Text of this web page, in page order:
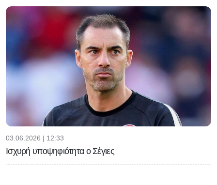
03.06.2026 | 12:33
Ισχυρή υποψηφιότητα ο Σέγιες